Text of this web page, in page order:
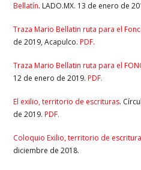
Bellatín. LADO.MX. 13 de enero de
Traza Mario Bellatin ruta para el
de 2019, Acapulco.PDF.
Traza Mario Bellatin ruta para el
12 de enero de 2019.PDF.
El exilio, territorio de escrituras.
de 2019.PDF.
Coloquio Exilio, territorio de
diciembre de 2018.